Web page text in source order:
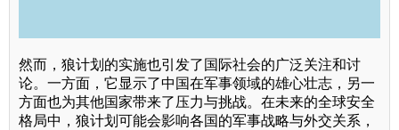
然而，狼计划的实施也引发了国际社会的广泛关注和讨
论。一方面，它显示了中国在军事领域的雄心壮志，另一
方面也为其他国家带来了压力与挑战。在未来的全球安全
格局中，狼计划可能会影响各国的军事战略与外交关系，